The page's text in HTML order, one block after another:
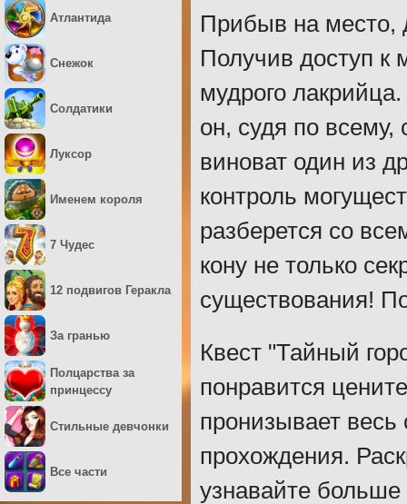
Прибыв на место,
Получив доступ к
мудрого
он, судя по всему,
виноват один из
контроль
разберется со
кону не только
существования!
Квест "Тайный
понравится
пронизывает весь
прохождения.
узнавайте
Атлантида
Снежок
Солдатики
Луксор
Именем короля
7 Чудес
12 подвигов Геракла
За гранью
Полцарства за
принцессу
Стильные девчонки
Все части